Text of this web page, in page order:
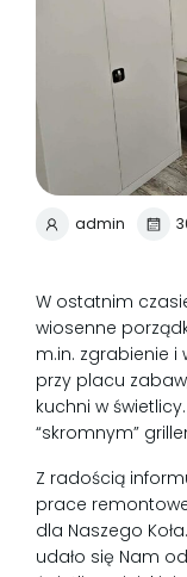
admin
W ostatnim
wiosenne
m.in. zgrabienie i
przy placu
kuchni w
“skromnym”
Z radością
prace
dla Naszego
udało się Nam